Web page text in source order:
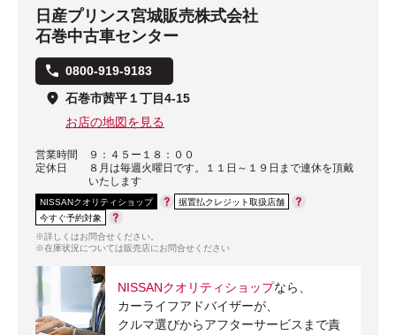
日産プリンス宮城販売株式会社
石巻中古車センター
0800-919-9183
石巻市茜平１丁目4-15
お店の地図を見る
営業時間
９：４５ー１８：００
定休日
８月は毎週火曜日です。１１日～１９日まで連休を頂戴
いたします
NISSANクオリティショップ
据置払クレジット取扱店舗
今すぐ予約対象
※詳しくはお問合せください。
※在庫状況については販売店にお問合せください
NISSANクオリティショップなら、
カーライフアドバイザーが、
クルマ選びからアフターサービスまで責